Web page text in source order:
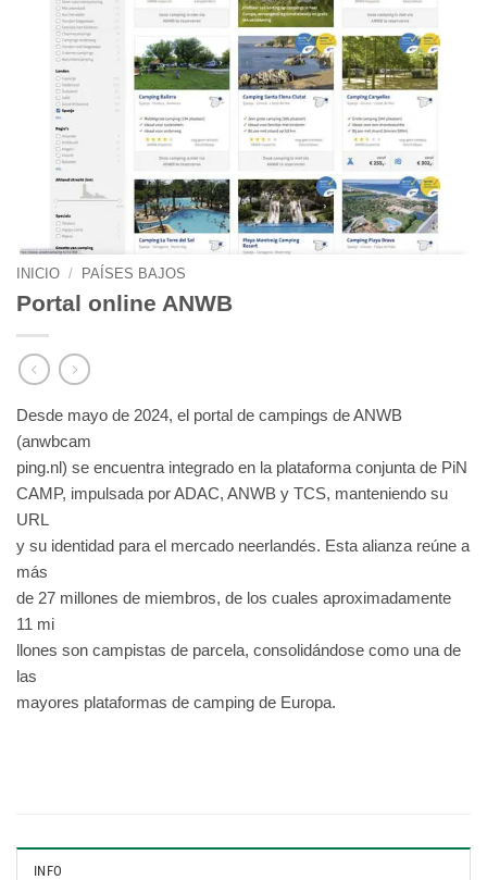
INICIO / PAÍSES BAJOS
Portal online ANWB
Desde mayo de 2024, el portal de campings de ANWB
(anwbcam
ping.nl) se encuentra integrado en la plataforma conjunta de PiN
CAMP, impulsada por ADAC, ANWB y TCS, manteniendo su
URL
y su identidad para el mercado neerlandés. Esta alianza reúne a
más
de 27 millones de miembros, de los cuales aproximadamente
11 mi
llones son campistas de parcela, consolidándose como una de
las
mayores plataformas de camping de Europa.
INFO